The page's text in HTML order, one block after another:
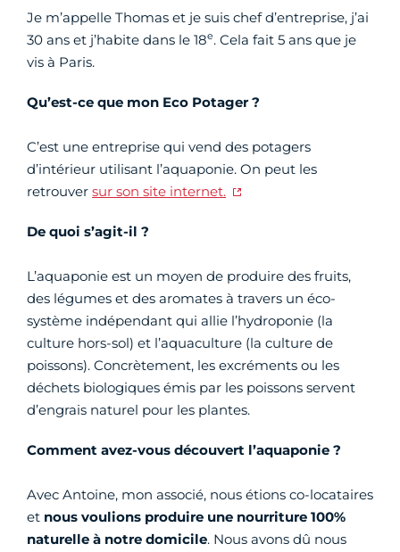
Je m’appelle Thomas et je suis chef d’entreprise, j’ai
30 ans et j’habite dans le 18e. Cela fait 5 ans que je
vis à Paris.
Qu’est-ce que mon Eco Potager ?
C’est une entreprise qui vend des potagers
d’intérieur utilisant l’aquaponie. On peut les
retrouver sur son site internet.
De quoi s’agit-il ?
L’aquaponie est un moyen de produire des fruits,
des légumes et des aromates à travers un éco-
système indépendant qui allie l’hydroponie (la
culture hors-sol) et l’aquaculture (la culture de
poissons). Concrètement, les excréments ou les
déchets biologiques émis par les poissons servent
d’engrais naturel pour les plantes.
Comment avez-vous découvert l’aquaponie ?
Avec Antoine, mon associé, nous étions co-locataires
et nous voulions produire une nourriture 100%
naturelle à notre domicile. Nous avons dû nous